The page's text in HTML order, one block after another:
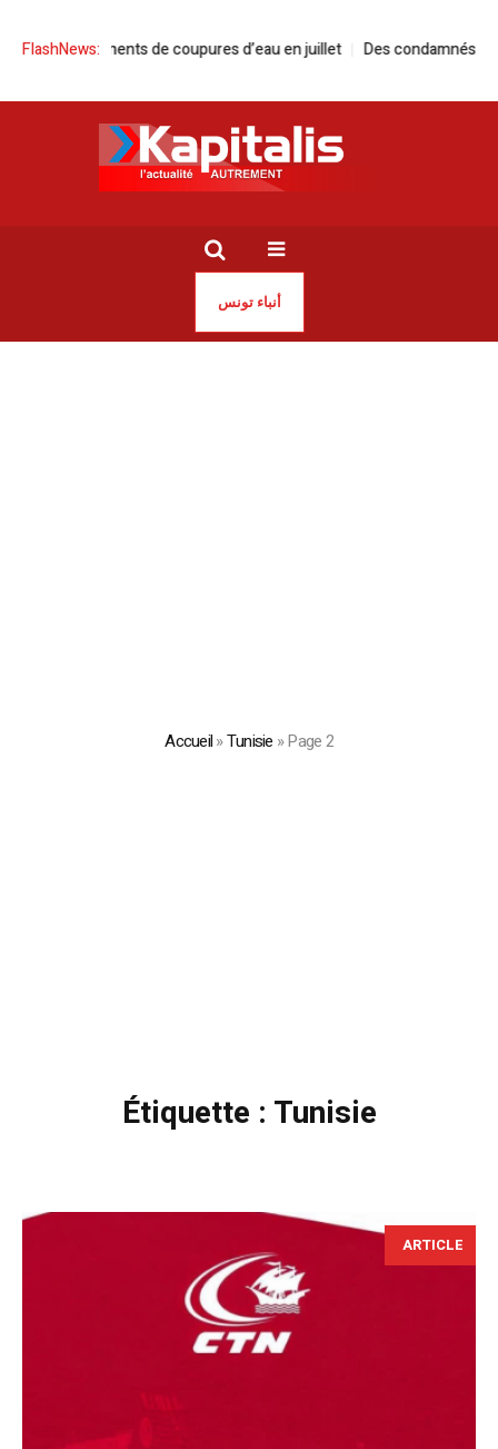
FlashNews:
de coupures d’eau en juillet Des condamnés nettoient une plage
أنباء تونس
Accueil»Tunisie »Page 2
Étiquette : Tunisie
ARTICLE